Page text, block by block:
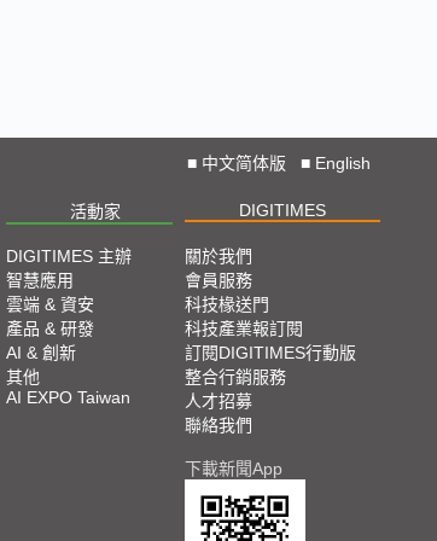
■ 中文简体版 ■ English
活動家 DIGITIMES
DIGITIMES 主辦
智慧應用
雲端 & 資安
產品 & 研發
AI & 創新
其他
AI EXPO Taiwan
關於我們
會員服務
科技椽送門
科技產業報訂閱
訂閱DIGITIMES行動版
整合行銷服務
人才招募
聯絡我們
下載新聞App